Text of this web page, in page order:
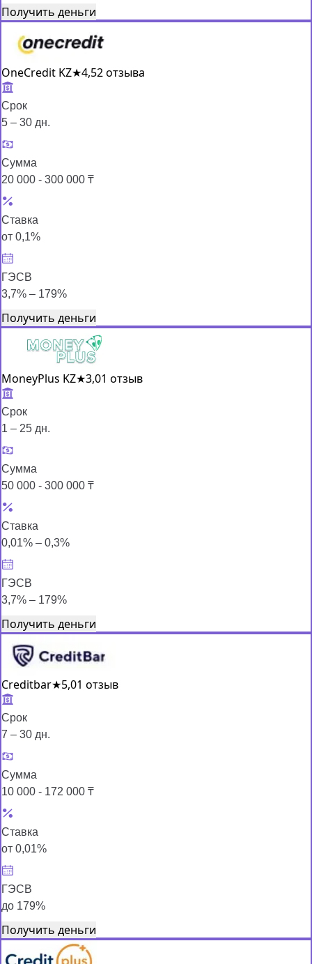
Получить деньги
OneCredit KZ★4,52 отзыва
Срок
5 – 30 дн.
Сумма
20 000 - 300 000 ₸
Ставка
от 0,1%
ГЭСВ
3,7% – 179%
Получить деньги
MoneyPlus KZ★3,01 отзыв
Срок
1 – 25 дн.
Сумма
50 000 - 300 000 ₸
Ставка
0,01% – 0,3%
ГЭСВ
3,7% – 179%
Получить деньги
Creditbar★5,01 отзыв
Срок
7 – 30 дн.
Сумма
10 000 - 172 000 ₸
Ставка
от 0,01%
ГЭСВ
до 179%
Получить деньги